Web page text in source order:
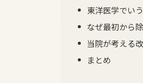
東洋医学でい
なぜ最初から
当院が考える
まとめ